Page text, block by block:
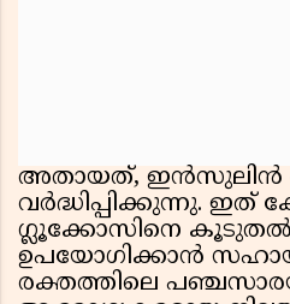
അതായത്, ഇൻസുലിൻ
വർദ്ധിപ്പിക്കുന്നു.
ഗ്ലൂക്കോസിനെ കൂടുതൽ
ഉപയോഗിക്കാൻ
രക്തത്തിലെ